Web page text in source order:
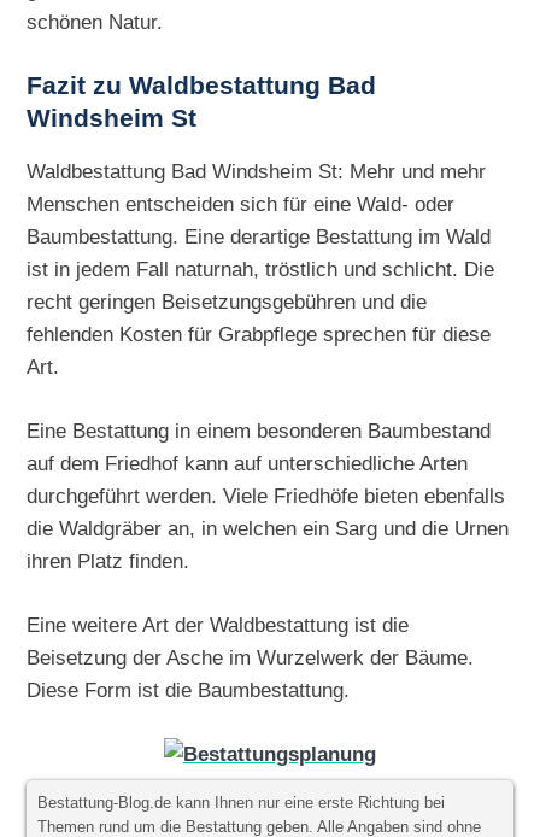
schönen Natur.
Fazit zu Waldbestattung Bad
Windsheim St
Waldbestattung Bad Windsheim St: Mehr und mehr
Menschen entscheiden sich für eine Wald- oder
Baumbestattung. Eine derartige Bestattung im Wald
ist in jedem Fall naturnah, tröstlich und schlicht. Die
recht geringen Beisetzungsgebühren und die
fehlenden Kosten für Grabpflege sprechen für diese
Art.
Eine Bestattung in einem besonderen Baumbestand
auf dem Friedhof kann auf unterschiedliche Arten
durchgeführt werden. Viele Friedhöfe bieten ebenfalls
die Waldgräber an, in welchen ein Sarg und die Urnen
ihren Platz finden.
Eine weitere Art der Waldbestattung ist die
Beisetzung der Asche im Wurzelwerk der Bäume.
Diese Form ist die Baumbestattung.
Bestattung-Blog.de kann Ihnen nur eine erste Richtung bei
Themen rund um die Bestattung geben. Alle Angaben sind ohne